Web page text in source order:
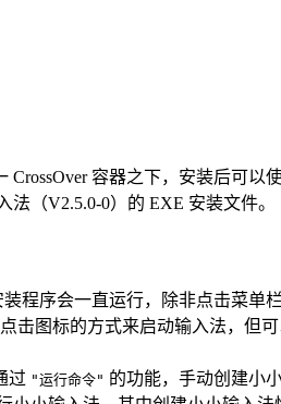
CrossOver 容器之下，安装后可以
法（V2.5.0-0）的 EXE 安装文件。
程序会一直运行，除非点击菜单
击图标的方式来启动输入法，但
过 "运行命令" 的功能，手动创建小